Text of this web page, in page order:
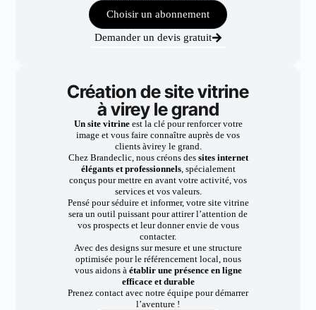
Choisir un abonnement
Demander un devis gratuit
Création de site vitrine
à virey le grand
Un site vitrineest la clé pour renforcer votre
image et vous faire connaître auprès de vos
clients àvirey le grand.
Chez Brandeclic, nous créons dessites internet
élégants et professionnels, spécialement
conçus pour mettre en avant votre activité, vos
services et vos valeurs.
Pensé pour séduire et informer, votre site vitrine
sera un outil puissant pour attirer l’attention de
vos prospects et leur donner envie de vous
contacter.
Avec des designs sur mesure et une structure
optimisée pour le référencement local, nous
vous aidons à établir une présence en ligne
efficace et durable
Prenez contact avec notre équipe pour démarrer
l’aventure !